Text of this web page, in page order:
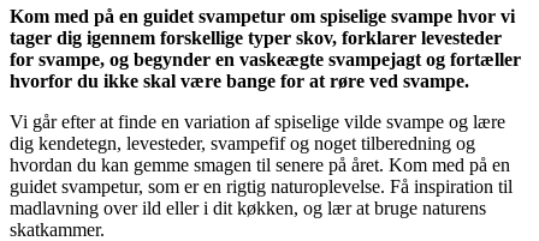
Kom med på en guidet svampetur om spiselige svampe hvor vi
tager dig igennem forskellige typer skov, forklarer levesteder
for svampe, og begynder en vaskeægte svampejagt og fortæller
hvorfor du ikke skal være bange for at røre ved svampe.
Vi går efter at finde en variation af spiselige vilde svampe og lære
dig kendetegn, levesteder, svampefif og noget tilberedning og
hvordan du kan gemme smagen til senere på året. Kom med på en
guidet svampetur, som er en rigtig naturoplevelse. Få inspiration til
madlavning over ild eller i dit køkken, og lær at bruge naturens
skatkammer.